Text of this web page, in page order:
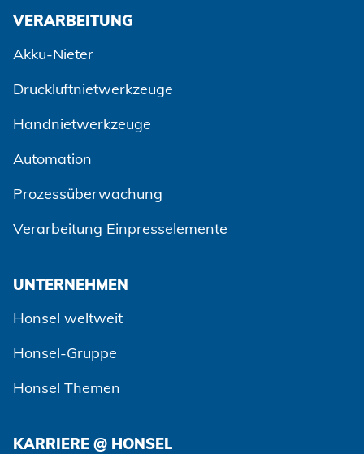
VERARBEITUNG
Akku-Nieter
Druckluftnietwerkzeuge
Handnietwerkzeuge
Automation
Prozessüberwachung
Verarbeitung Einpresselemente
UNTERNEHMEN
Honsel weltweit
Honsel-Gruppe
Honsel Themen
KARRIERE @ HONSEL